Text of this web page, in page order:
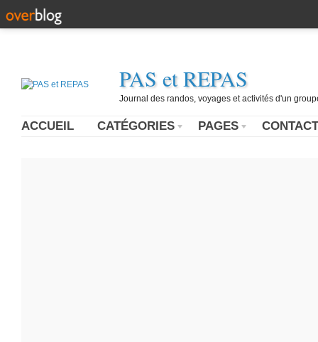
PAS et REPAS
Journal des randos, voyages et activités d'un
ACCUEIL CATÉGORIES PAGES CONTACT